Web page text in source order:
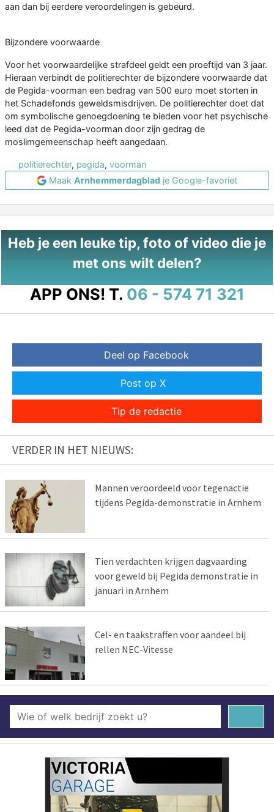
aan dan bij eerdere veroordelingen is gebeurd.
Bijzondere voorwaarde
Voor het voorwaardelijke strafdeel geldt een proeftijd van 3 jaar.
Hieraan verbindt de politierechter de bijzondere voorwaarde dat
de Pegida-voorman een bedrag van 500 euro moet storten in
het Schadefonds geweldsmisdrijven. De politierechter doet dat
om symbolische genoegdoening te bieden voor het psychische
leed dat de Pegida-voorman door zijn gedrag de
moslimgemeenschap heeft aangedaan.
politierechter, pegida, voorman
Maak Arnhemmerdagblad je Google-favoriet
Heb je een leuke tip, foto of video die je
met ons wilt delen?
APP ONS! T. 06 - 574 71 321
Deel op Facebook
Post op X
Tip de redactie
VERDER IN HET NIEUWS:
Mannen veroordeeld voor tegenactie
tijdens Pegida-demonstratie in Arnhem
Tien verdachten krijgen dagvaarding
voor geweld bij Pegida demonstratie in
januari in Arnhem
Cel- en taakstraffen voor aandeel bij
rellen NEC-Vitesse